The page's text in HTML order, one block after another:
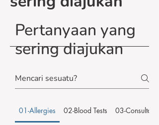
Pertanyaan yang
sering diajukan
01-Allergies 02-Blood Tests 03-Consultation